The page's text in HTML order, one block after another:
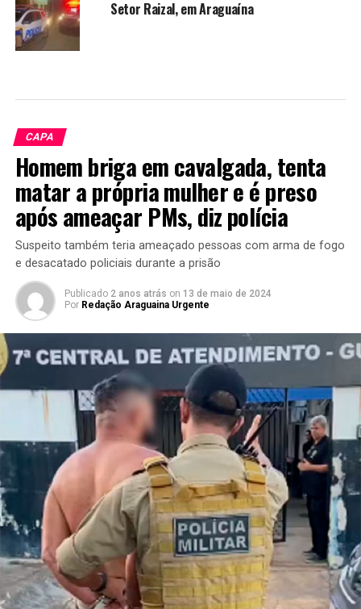
Setor Raizal, em Araguaína
CAPA
Homem briga em cavalgada, tenta
matar a própria mulher e é preso
após ameaçar PMs, diz polícia
Suspeito também teria ameaçado pessoas com arma de fogo
e desacatado policiais durante a prisão
Publicado 2 anos atrás on 13 de maio de 2024
Por Redação Araguaina Urgente